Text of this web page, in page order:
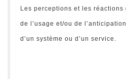
Les perceptions et les réactions
de l’usage et/ou de
d’un système ou d’un service.